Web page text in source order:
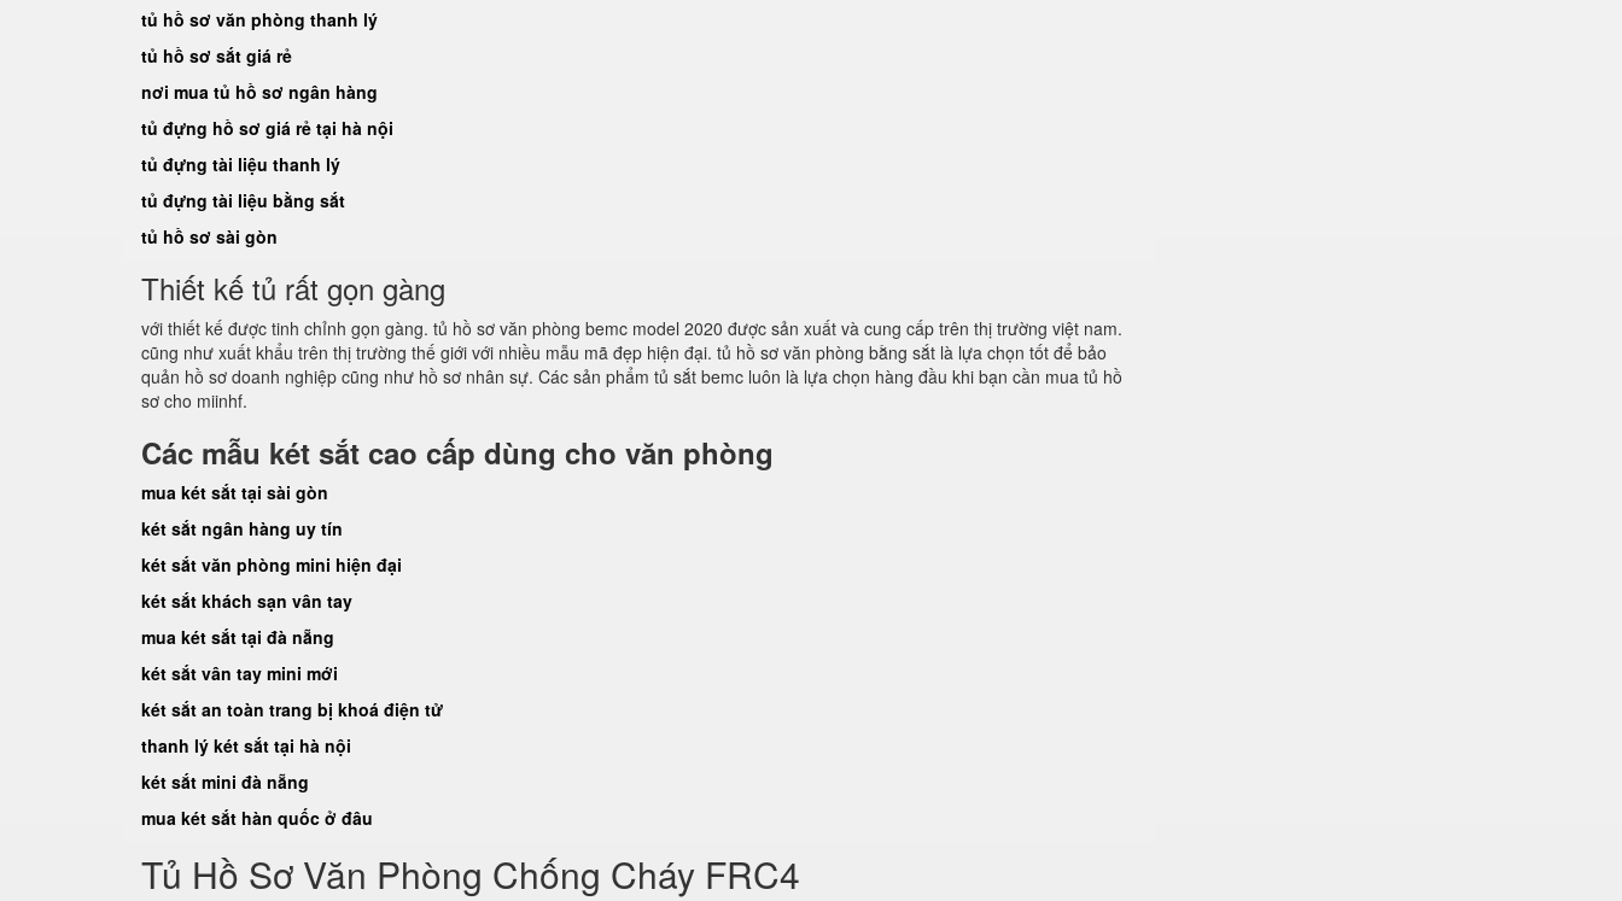
tủ hồ sơ văn phòng thanh lý
tủ hồ sơ sắt giá rẻ
nơi mua tủ hồ sơ ngân hàng
tủ đựng hồ sơ giá rẻ tại hà nội
tủ đựng tài liệu thanh lý
tủ đựng tài liệu bằng sắt
tủ hồ sơ sài gòn
Thiết kế tủ rất gọn gàng
với thiết kế được tinh chỉnh gọn gàng. tủ hồ sơ văn phòng bemc model 2020 được sản xuất và cung cấp trên thị trường việt nam.
cũng như xuất khẩu trên thị trường thế giới với nhiều mẫu mã đẹp hiện đại. tủ hồ sơ văn phòng bằng sắt là lựa chọn tốt để bảo
quản hồ sơ doanh nghiệp cũng như hồ sơ nhân sự. Các sản phẩm tủ sắt bemc luôn là lựa chọn hàng đầu khi bạn cần mua tủ hồ
sơ cho miinhf.
Các mẫu két sắt cao cấp dùng cho văn phòng
mua két sắt tại sài gòn
két sắt ngân hàng uy tín
két sắt văn phòng mini hiện đại
két sắt khách sạn vân tay
mua két sắt tại đà nẵng
két sắt vân tay mini mới
két sắt an toàn trang bị khoá điện tử
thanh lý két sắt tại hà nội
két sắt mini đà nẵng
mua két sắt hàn quốc ở đâu
Tủ Hồ Sơ Văn Phòng Chống Cháy FRC4